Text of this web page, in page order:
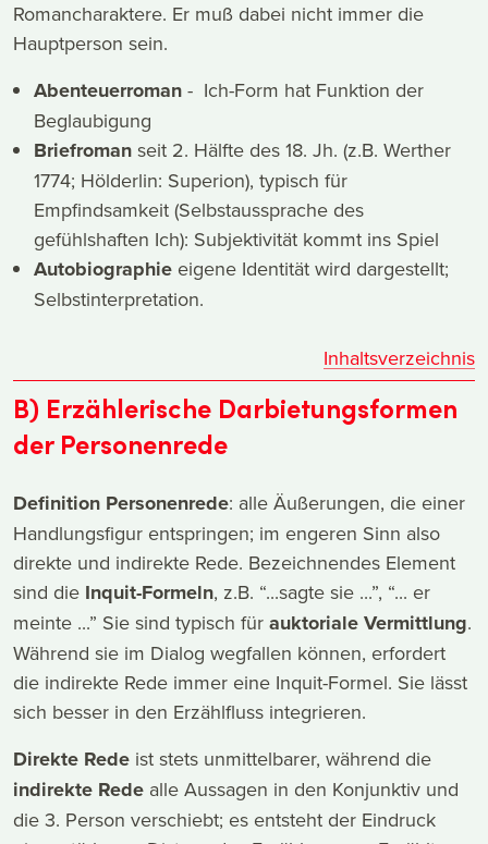
Romancharaktere. Er muß dabei nicht immer die
Hauptperson sein.
Abenteuerroman - Ich-Form hat Funktion der
Beglaubigung
Briefroman seit 2. Hälfte des 18. Jh. (z.B. Werther
1774; Hölderlin: Superion), typisch für
Empfindsamkeit (Selbstaussprache des
gefühlshaften Ich): Subjektivität kommt ins Spiel
Autobiographie eigene Identität wird dargestellt;
Selbstinterpretation.
Inhaltsverzeichnis
B) Erzählerische Darbietungsformen
der Personenrede
Definition Personenrede: alle Äußerungen, die einer
Handlungsfigur entspringen; im engeren Sinn also
direkte und indirekte Rede. Bezeichnendes Element
sind die Inquit-Formeln, z.B. “...sagte sie ...”, “... er
meinte ...” Sie sind typisch für auktoriale Vermittlung.
Während sie im Dialog wegfallen können, erfordert
die indirekte Rede immer eine Inquit-Formel. Sie lässt
sich besser in den Erzählfluss integrieren.
Direkte Rede ist stets unmittelbarer, während die
indirekte Rede alle Aussagen in den Konjunktiv und
die 3. Person verschiebt; es entsteht der Eindruck